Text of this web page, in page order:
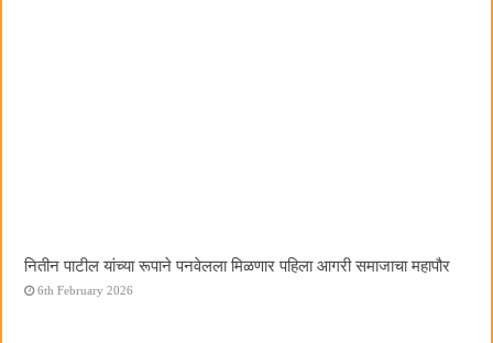
नितीन पाटील यांच्या रूपाने पनवेलला मिळणार पहिला आगरी समाजाचा महापौर
6th February 2026